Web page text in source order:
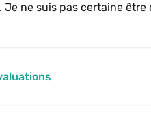
Je ne suis pas certaine